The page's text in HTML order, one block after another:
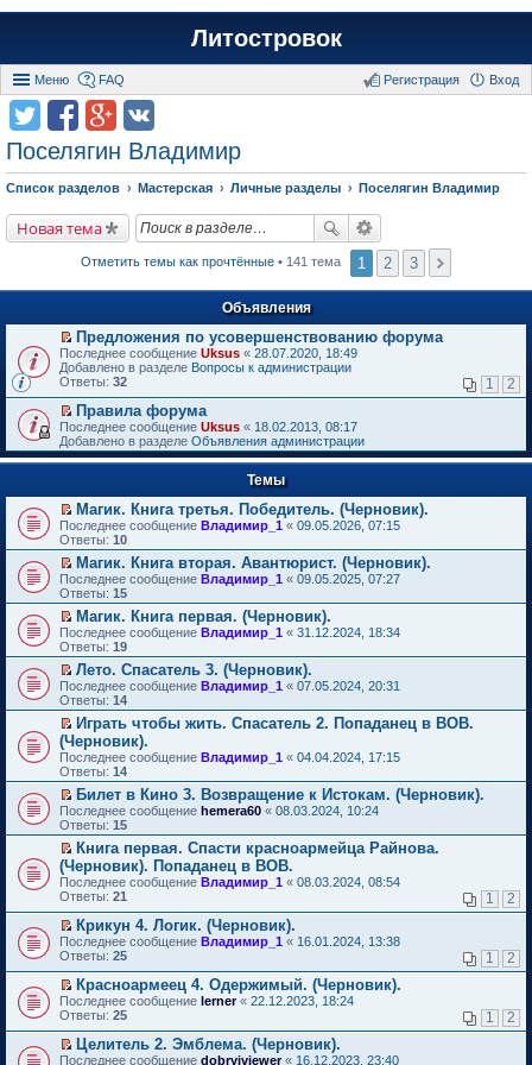
Литостровок
Меню FAQ Вход
Регистрация
Поселягин Владимир
Список разделов Мастерская Личные разделы Поселягин Владимир
Новая тема
Отметить темы как прочтённые • 141 тема 1 2 3
Объявления
П
е
р
й
т
и
к
п
в
о
м
у
н
е
п
р
о
ч
и
т
а
н
н
о
м
у
с
о
о
б
щ
е
н
и
ю
Предложения по усовершенствованию форума
Последнее сообщение Uksus « 28.07.2020, 18:49
Добавлено в разделе Вопросы к администрации
Ответы: 32 1 2
П
е
р
е
т
и
к
п
е
р
в
о
м
у
н
е
п
р
о
ч
и
т
а
н
н
о
м
у
с
о
о
б
щ
н
и
ю
Правила форума
Последнее сообщение Uksus « 18.02.2013, 08:17
Добавлено в разделе Объявления администрации
Темы
П
е
р
е
й
т
и
к
п
е
р
в
о
м
у
н
е
п
р
о
ч
и
т
а
н
н
о
у
с
о
о
б
щ
е
н
и
ю
Магик. Книга третья. Победитель. (Черновик).
Последнее сообщение Владимир_1 « 09.05.2026, 07:15
Ответы: 10
П
е
р
е
й
т
и
к
п
е
р
в
о
м
у
н
е
п
р
о
ч
и
т
а
н
н
о
м
у
с
о
о
б
щ
е
Магик. Книга вторая. Авантюрист. (Черновик).
Последнее сообщение Владимир_1 « 09.05.2025, 07:27
Ответы: 15
П
е
р
е
й
т
и
к
п
е
р
в
о
м
у
н
е
п
р
о
ч
и
т
а
н
н
о
м
у
с
о
Магик. Книга первая. (Черновик).
Последнее сообщение Владимир_1 « 31.12.2024, 18:34
Ответы: 19
П
е
р
е
й
т
и
к
п
е
р
в
о
м
у
н
е
п
р
о
и
т
а
н
н
о
Лето. Спасатель 3. (Черновик).
Последнее сообщение Владимир_1 « 07.05.2024, 20:31
Ответы: 14
П
е
р
е
й
т
и
к
п
е
р
в
м
у
н
е
п
р
о
ч
и
т
Играть чтобы жить. Спасатель 2. Попаданец в ВОВ.
(Черновик).
Последнее сообщение Владимир_1 « 04.04.2024, 17:15
Ответы: 14
П
е
р
е
й
т
и
п
е
р
в
о
м
у
н
е
п
Билет в Кино 3. Возвращение к Истокам. (Черновик).
Последнее сообщение hemera60 « 08.03.2024, 10:24
Ответы: 15
П
е
р
е
й
т
и
к
п
е
р
в
о
м
у
Книга первая. Спасти красноармейца Райнова.
(Черновик). Попаданец в ВОВ.
Последнее сообщение Владимир_1 « 08.03.2024, 08:54
Ответы: 21 1 2
П
е
е
й
т
и
к
п
Крикун 4. Логик. (Черновик).
Последнее сообщение Владимир_1 « 16.01.2024, 13:38
Ответы: 25 1 2
П
е
е
й
Красноармеец 4. Одержимый. (Черновик).
Последнее сообщение lerner« 22.12.2023, 18:24
Ответы: 25 1 2
П
Целитель 2. Эмблема. (Черновик).
Последнее сообщение dobryiviewer« 16.12.2023, 23:40